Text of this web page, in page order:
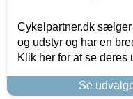
Cykelpartner.dk
og udstyr og har en
Klik her for at se deres
Se